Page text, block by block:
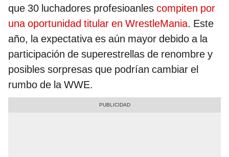
que 30 luchadores profesioanles compiten por
una oportunidad titular en WrestleMania. Este
año, la expectativa es aún mayor debido a la
participación de superestrellas de renombre y
posibles sorpresas que podrían cambiar el
rumbo de la WWE.